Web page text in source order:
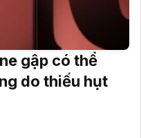
gập có thể
do thiếu hụt